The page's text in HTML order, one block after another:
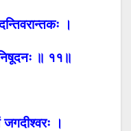
।
॥ ११॥
जगदीश्वरः ।